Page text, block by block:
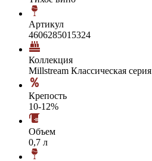
Артикул
4606285015324
Коллекция
Millstream Классическая серия
Крепость
10-12%
Объем
0,7 л